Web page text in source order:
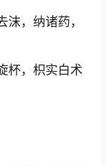
，纳诸药，
杯，枳实白术